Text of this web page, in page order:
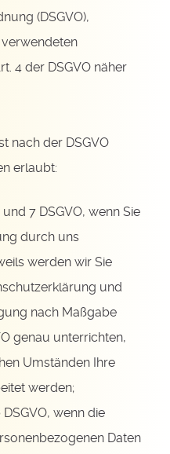
(DSGVO),
verwendeten
4 der DSGVO näher
nach der DSGVO
erlaubt:
7 DSGVO, wenn Sie
durch uns
werden wir Sie
und
nach Maßgabe
genau unterrichten,
Umständen Ihre
werden;
wenn die
Daten